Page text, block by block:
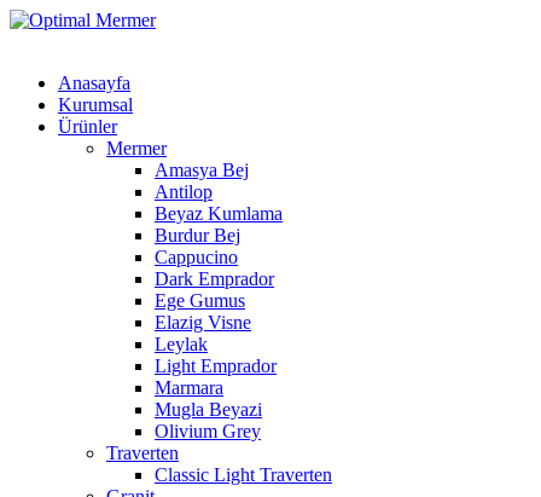
Anasayfa
Kurumsal
Ürünler
Mermer
Amasya Bej
Antilop
Beyaz Kumlama
Burdur Bej
Cappucino
Dark Emprador
Ege Gumus
Elazig Visne
Leylak
Light Emprador
Marmara
Mugla Beyazi
Olivium Grey
Traverten
Classic Light Traverten